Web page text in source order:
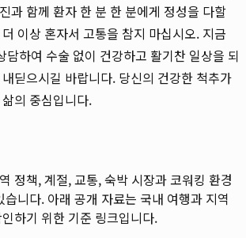
과 함께 환자 한 분 한 분에게 정성을 다할
이상 혼자서 고통을 참지 마십시오. 지금
담하여 수술 없이 건강하고 활기찬 일상을 되
딛으시길 바랍니다. 당신의 건강한 척추가
의 중심입니다.
정책, 계절, 교통, 숙박 시장과 코워킹 환경
니다. 아래 공개 자료는 국내 여행과 지역
하기 위한 기준 링크입니다.